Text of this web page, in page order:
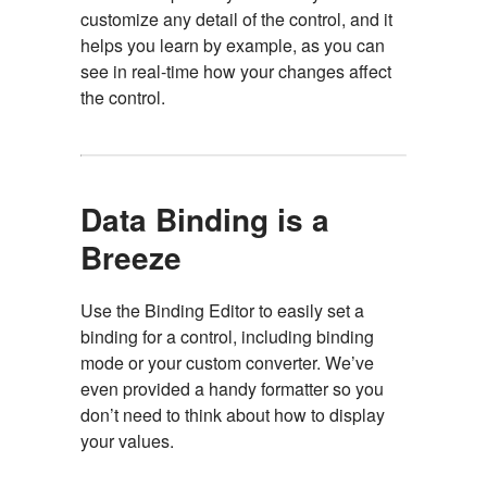
customize any detail of the control, and it
helps you learn by example, as you can
see in real-time how your changes affect
the control.
Data Binding is a
Breeze
Use the Binding Editor to easily set a
binding for a control, including binding
mode or your custom converter. We’ve
even provided a handy formatter so you
don’t need to think about how to display
your values.